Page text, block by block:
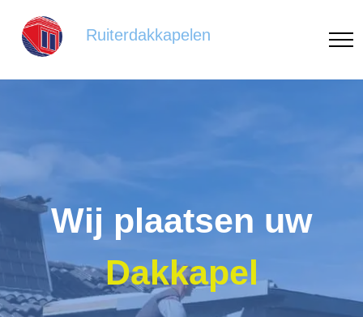
Ruiterdakkapelen
Wij plaatsen uw
Dakkapel